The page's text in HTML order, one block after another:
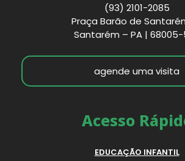
(93) 2101-2085
Praça Barão de
Santarém – PA |
agende uma visita
Acesso
EDUCAÇÃO INFANTIL